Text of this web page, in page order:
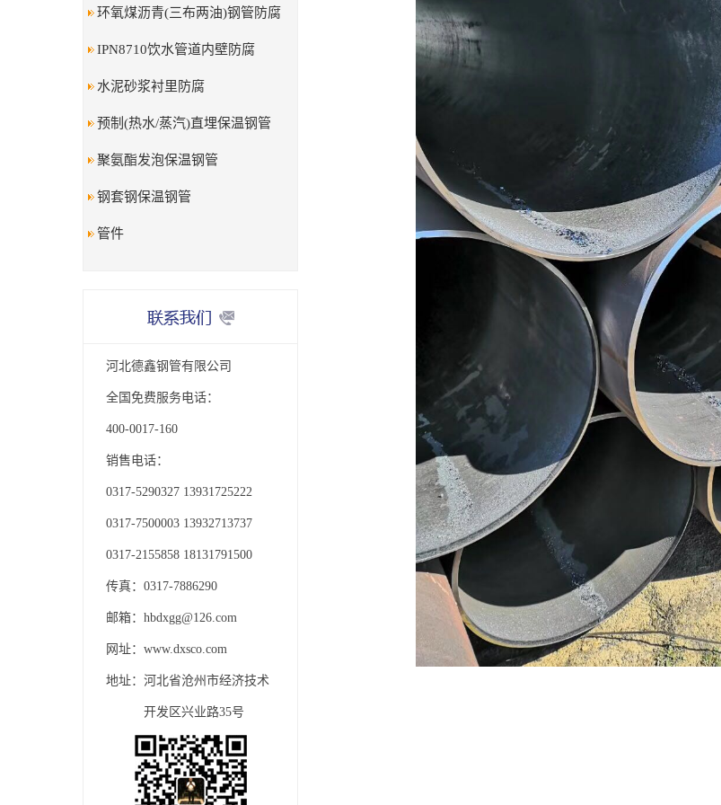
环氧煤沥青(三布两油)钢管防腐
IPN8710饮水管道内壁防腐
水泥砂浆衬里防腐
预制(热水/蒸汽)直埋保温钢管
聚氨酯发泡保温钢管
钢套钢保温钢管
管件
河北德鑫钢管有限公司
全国免费服务电话：
400-0017-160
销售电话：
0317-5290327 13931725222
0317-7500003 13932713737
0317-2155858 18131791500
传真：0317-7886290
邮箱：hbdxgg@126.com
网址：www.dxsco.com
地址：河北省沧州市经济技术
开发区兴业路35号